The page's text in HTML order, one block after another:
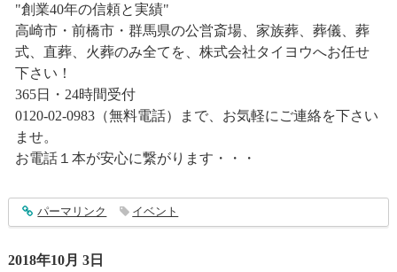
"創業40年の信頼と実績"
高崎市・前橋市・群馬県の公営斎場、家族葬、葬儀、葬
式、直葬、火葬のみ全てを、株式会社タイヨウへお任せ
下さい！
365日・24時間受付
0120-02-0983（無料電話）まで、お気軽にご連絡を下さい
ませ。
お電話１本が安心に繋がります・・・
entry1623
パーマリンク イベント
2018年10月 3日